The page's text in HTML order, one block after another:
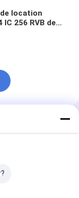
location
IC 256 RVB de